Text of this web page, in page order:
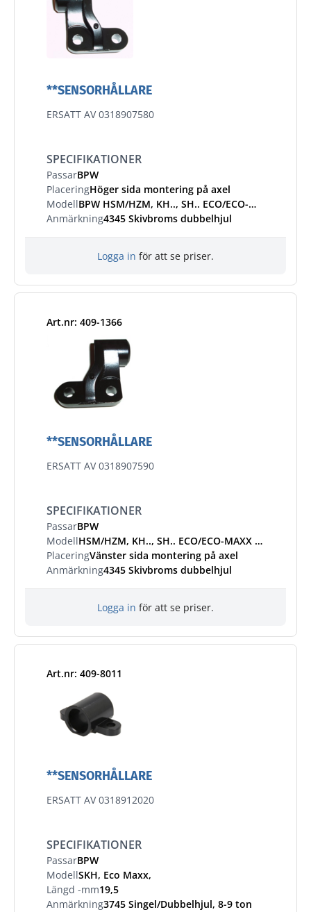
**SENSORHÅLLARE
ERSATT AV 0318907580
SPECIFIKATIONER
PassarBPW
PlaceringHöger sida montering på axel
Modell
BPW HSM/HZM, KH.., SH.. ECO/ECO-MAXX ECO-Plus /2, S.. LL ECO-Plus 8-12 t
Anmärkning4345 Skivbroms dubbelhjul
Logga in för att se priser.
Art.nr: 409-1366
**SENSORHÅLLARE
ERSATT AV 0318907590
SPECIFIKATIONER
PassarBPW
Modell
HSM/HZM, KH.., SH.. ECO/ECO-MAXX ECO-Plus /2, S.. LL ECO-Plus 8-12 t
PlaceringVänster sida montering på axel
Anmärkning4345 Skivbroms dubbelhjul
Logga in för att se priser.
Art.nr: 409-8011
**SENSORHÅLLARE
ERSATT AV 0318912020
SPECIFIKATIONER
PassarBPW
ModellSKH, Eco Maxx,
Längd -mm19,5
Anmärkning3745 Singel/Dubbelhjul, 8-9 ton